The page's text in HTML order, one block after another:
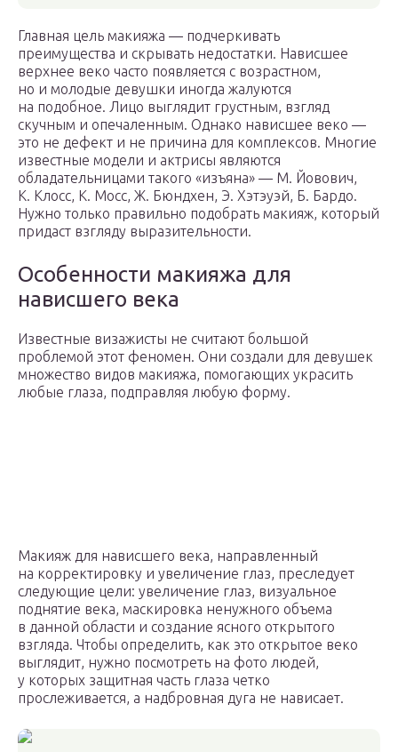
Главная цель макияжа — подчеркивать
преимущества и скрывать недостатки. Нависшее
верхнее веко часто появляется с возрастном,
но и молодые девушки иногда жалуются
на подобное. Лицо выглядит грустным, взгляд
скучным и опечаленным. Однако нависшее веко —
это не дефект и не причина для комплексов. Многие
известные модели и актрисы являются
обладательницами такого «изъяна» — М. Йовович,
К. Клосс, К. Мосс, Ж. Бюндхен, Э. Хэтэуэй, Б. Бардо.
Нужно только правильно подобрать макияж, который
придаст взгляду выразительности.
Особенности макияжа для
нависшего века
Известные визажисты не считают большой
проблемой этот феномен. Они создали для девушек
множество видов макияжа, помогающих украсить
любые глаза, подправляя любую форму.
Макияж для нависшего века, направленный
на корректировку и увеличение глаз, преследует
следующие цели: увеличение глаз, визуальное
поднятие века, маскировка ненужного объема
в данной области и создание ясного открытого
взгляда. Чтобы определить, как это открытое веко
выглядит, нужно посмотреть на фото людей,
у которых защитная часть глаза четко
прослеживается, а надбровная дуга не нависает.